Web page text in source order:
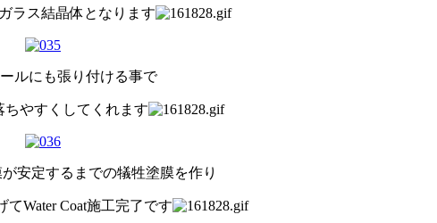
ラス結晶体となります
ルにも張り付ける事で
ちやすくしてくれます
安定するまでの犠牲塗膜を作り
Water Coat施工完了です